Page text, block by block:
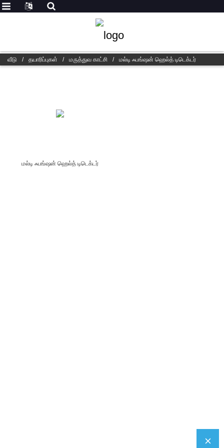
வீடு / தயாரிப்புகள் / மருத்துவ காட்சி / மல்டி ஃபங்ஷன் ஹெல்த் டிடெக்டர்
மல்டி ஃபங்ஷன் ஹெல்த் டிடெக்டர்